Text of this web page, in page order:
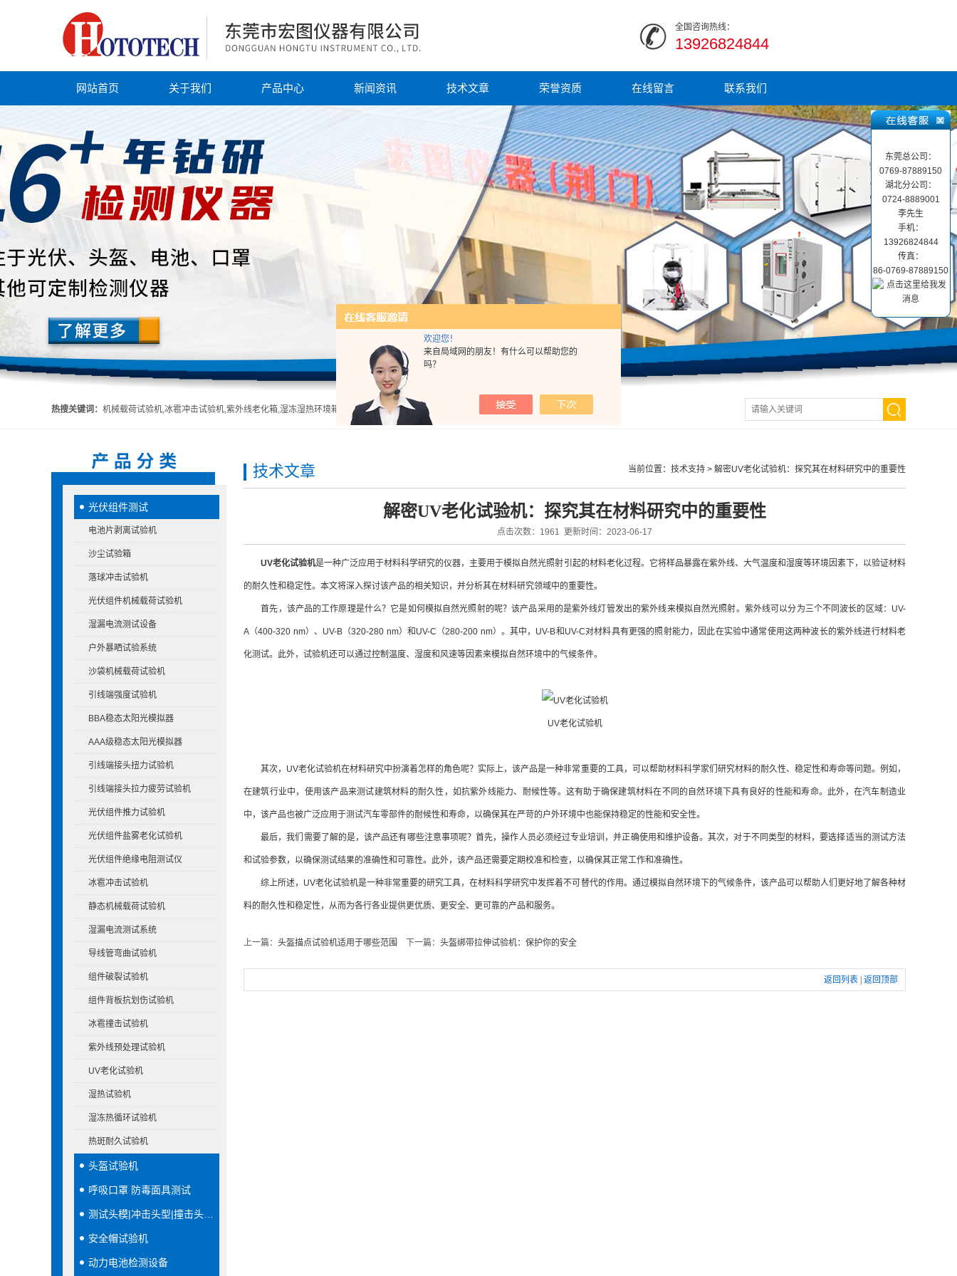
欢迎您！
来自局域网的朋友！有什么可以帮助您的
吗？
全国咨询热线：
13926824844
网站首页 关于我们 产品中心 新闻资讯 技术文章 荣誉资质 在线留言 联系我们
热搜关键词： 机械载荷试验机,冰雹冲击试验机,紫外线老化箱,湿冻湿热环境箱,头盔吸收碰撞能量性能试验机,头盔固定装置稳定试验机,头盔佩戴装置强度试验机,头盔刚度性能试验机,呼吸口罩气密性试验机,呼吸口罩阻力试验机 |
光伏组件测试
电池片剥离试验机
沙尘试验箱
落球冲击试验机
光伏组件机械载荷试验机
湿漏电流测试设备
户外暴晒试验系统
沙袋机械载荷试验机
引线端强度试验机
BBA稳态太阳光模拟器
AAA级稳态太阳光模拟器
引线端接头扭力试验机
引线端接头拉力疲劳试验机
光伏组件推力试验机
光伏组件盐雾老化试验机
光伏组件绝缘电阻测试仪
冰雹冲击试验机
静态机械载荷试验机
湿漏电流测试系统
导线管弯曲试验机
组件破裂试验机
组件背板抗划伤试验机
冰雹撞击试验机
紫外线预处理试验机
UV老化试验机
湿热试验机
湿冻热循环试验机
热斑耐久试验机
头盔试验机
呼吸口罩 防毒面具测试
安全帽试验机
动力电池检测设备
当前位置： 技术支持 > 解密UV老化试验机：探究其在材料研究中的重要性
技术文章
解密UV老化试验机：探究其在材料研究中的重要性
点击次数：1961 更新时间：2023-06-17
UV老化试验机是一种广泛应用于材料科学研究的仪器，主要用于模拟自然光照射引起的材料老化过程。它将样品暴露在紫外线、大气温度和湿度等环境因素下，以验证材料
的耐久性和稳定性。本文将深入探讨该产品的相关知识，并分析其在材料研究领域中的重要性。
首先，该产品的工作原理是什么？它是如何模拟自然光照射的呢？该产品采用的是紫外线灯管发出的紫外线来模拟自然光照射。紫外线可以分为三个不同波长的区域：UV-
A（400-320 nm）、UV-B（320-280 nm）和UV-C（280-200 nm）。其中，UV-B和UV-C对材料具有更强的照射能力，因此在实验中通常使用这两种波长的紫外线进行材料老
化测试。此外，试验机还可以通过控制温度、湿度和风速等因素来模拟自然环境中的气候条件。
UV老化试验机
其次，UV老化试验机在材料研究中扮演着怎样的角色呢？实际上，该产品是一种非常重要的工具，可以帮助材料科学家们研究材料的耐久性、稳定性和寿命等问题。例如，
在建筑行业中，使用该产品来测试建筑材料的耐久性，如抗紫外线能力、耐候性等。这有助于确保建筑材料在不同的自然环境下具有良好的性能和寿命。此外，在汽车制造业
中，该产品也被广泛应用于测试汽车零部件的耐候性和寿命，以确保其在严苛的户外环境中也能保持稳定的性能和安全性。
最后，我们需要了解的是，该产品还有哪些注意事项呢？首先，操作人员必须经过专业培训，并正确使用和维护设备。其次，对于不同类型的材料，要选择适当的测试方法
和试验参数，以确保测试结果的准确性和可靠性。此外，该产品还需要定期校准和检查，以确保其正常工作和准确性。
综上所述，UV老化试验机是一种非常重要的研究工具，在材料科学研究中发挥着不可替代的作用。通过模拟自然环境下的气候条件，该产品可以帮助人们更好地了解各种材
料的耐久性和稳定性，从而为各行各业提供更优质、更安全、更可靠的产品和服务。
上一篇： 头盔描点试验机适用于哪些范围 下一篇： 头盔绑带拉伸试验机：保护你的安全
返回列表 | 返回顶部
东莞总公司：
0769-87889150
湖北分公司：
0724-8889001
李先生
手机：
13926824844
传真：
86-0769-87889150